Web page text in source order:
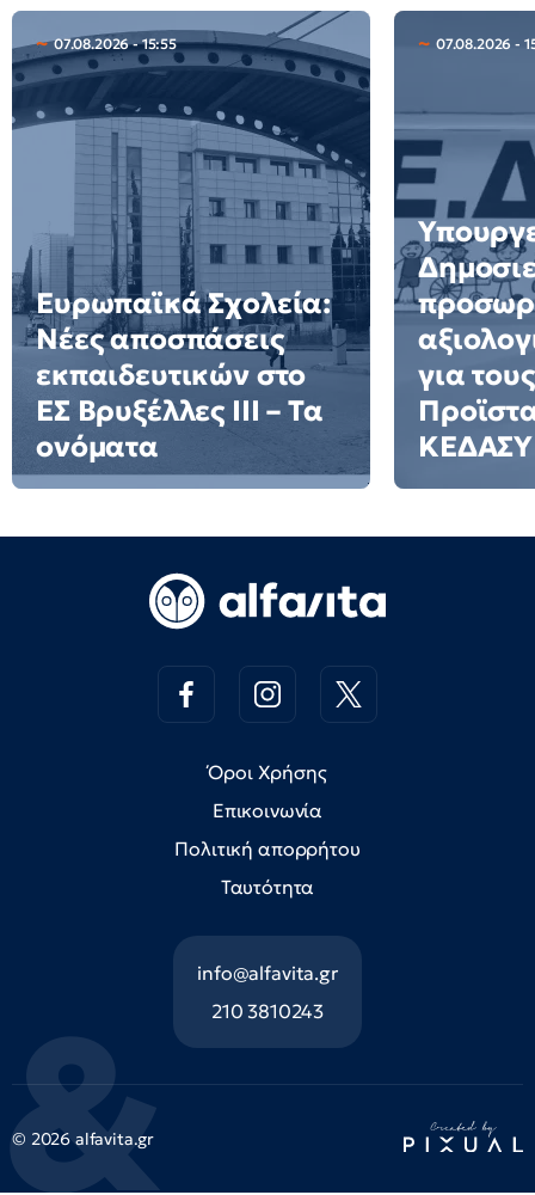
07.08.2026 - 15:55
Ευρωπαϊκά Σχολεία:
Νέες αποσπάσεις
εκπαιδευτικών στο
ΕΣ Βρυξέλλες ΙΙΙ – Τα
ονόματα
07.08.2026 -
για τους
ΚΕΔΑΣΥ
Όροι Χρήσης
Επικοινωνία
Πολιτική απορρήτου
Ταυτότητα
info@alfavita.gr
210 3810243
© 2026 alfavita.gr